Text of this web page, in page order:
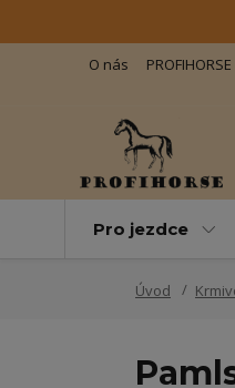
O nás
Pro jezdce
Úvod